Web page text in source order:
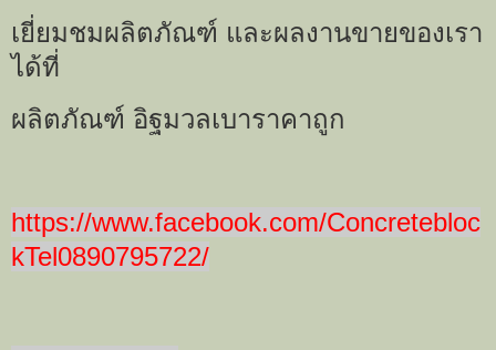
เยี่ยมชมผลิตภัณฑ์ และผลงานขายของเรา
ได้ที่
ผลิตภัณฑ์ อิฐมวลเบาราคาถูก
https://www.facebook.com/Concretebloc
kTel0890795722/